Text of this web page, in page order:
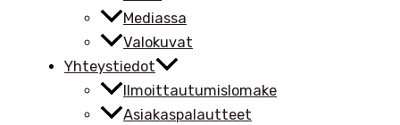
Mediassa
Valokuvat
Yhteystiedot
Ilmoittautumislomake
Asiakaspalautteet